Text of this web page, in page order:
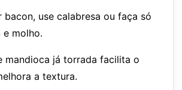
bacon, use calabresa ou faça só
molho.
mandioca já torrada facilita o
a textura.